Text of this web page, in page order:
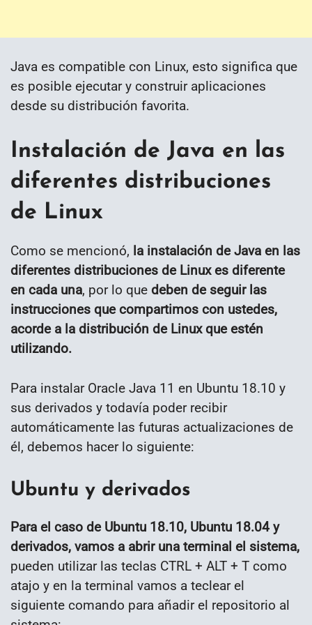
Java es compatible con Linux, esto significa que
es posible ejecutar y construir aplicaciones
desde su distribución favorita.
Instalación de Java en las
diferentes distribuciones
de Linux
Como se mencionó, la instalación de Java en las
diferentes distribuciones de Linux es diferente
en cada una, por lo que deben de seguir las
instrucciones que compartimos con ustedes,
acorde a la distribución de Linux que estén
utilizando.
Para instalar Oracle Java 11 en Ubuntu 18.10 y
sus derivados y todavía poder recibir
automáticamente las futuras actualizaciones de
él, debemos hacer lo siguiente:
Ubuntu y derivados
Para el caso de Ubuntu 18.10, Ubuntu 18.04 y
derivados, vamos a abrir una terminal el sistema,
pueden utilizar las teclas CTRL + ALT + T como
atajo y en la terminal vamos a teclear el
siguiente comando para añadir el repositorio al